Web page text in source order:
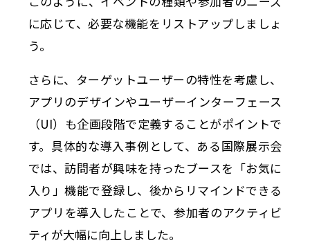
に応じて、必要な機能をリストアップしましょ
う。
さらに、ターゲットユーザーの特性を考慮し、
アプリのデザインやユーザーインターフェース
（UI）も企画段階で定義することがポイントで
す。具体的な導入事例として、ある国際展示会
では、訪問者が興味を持ったブースを「お気に
入り」機能で登録し、後からリマインドできる
アプリを導入したことで、参加者のアクティビ
ティが大幅に向上しました。